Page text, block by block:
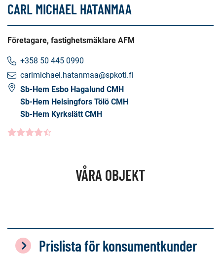
CARL MICHAEL HATANMAA
Företagare, fastighetsmäklare AFM
+358 50 445 0990
carlmichael.hatanmaa@spkoti.fi
Sb-Hem Esbo Hagalund CMH
Sb-Hem Helsingfors Tölö CMH
Sb-Hem Kyrkslätt CMH
Kundbetyg
VÅRA OBJEKT
Prislista för konsumentkunder